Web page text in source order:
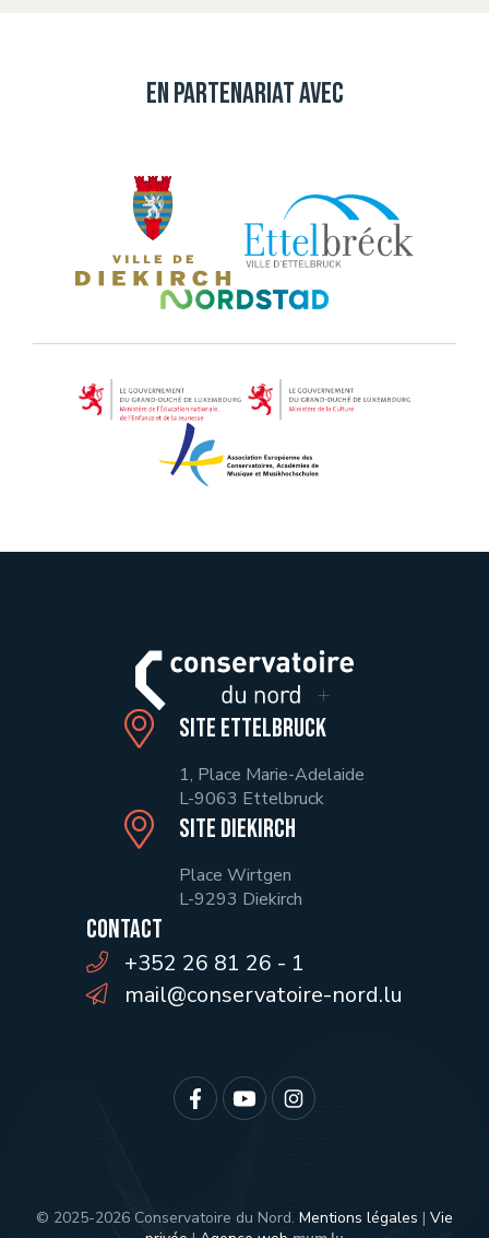
En partenariat avec
Site Ettelbruck
1, Place Marie-Adelaide
L-9063 Ettelbruck
Site Diekirch
Place Wirtgen
L-9293 Diekirch
Contact
+352 26 81 26 - 1
mail@conservatoire-nord.lu
© 2025-2026 Conservatoire du Nord. Mentions légales | Vie